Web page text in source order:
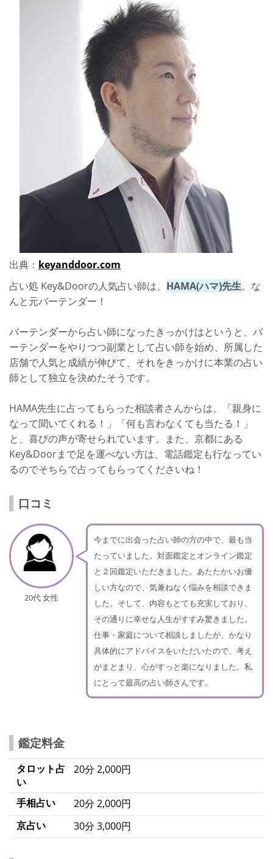
出典： keyanddoor.com
占い処 Key&Doorの人気占い師は、 HAMA(ハマ)先生。な
んと元バーテンダー！
バーテンダーから占い師になったきっかけはというと、バ
ーテンダーをやりつつ副業として占い師を始め、所属した
店舗で人気と成績が伸びて、それをきっかけに本業の占い
師として独立を決めたそうです。
HAMA先生に占ってもらった相談者さんからは、「親身に
なって聞いてくれる！」「何も言わなくても当たる！」
と、喜びの声が寄せられています。また、京都にある
Key&Doorまで足を運べない方は、電話鑑定も行なってい
るのでそちらで占ってもらってくださいね！
口コミ
20代 女性
今までに出会った占い師の方の中で、最も当
たっていました。対面鑑定とオンライン鑑定
と２回鑑定いただきました。あたたかいお優
しい方なので、気兼ねなく悩みを相談できま
した。そして、内容もとても充実しており、
その通りに幸せな人生がすすみ驚きました。
仕事・家庭について相談しましたが、かなり
具体的にアドバイスをいただいたので、考え
がまとまり、心がすっと楽になりました。私
にとって最高の占い師さんです。
鑑定料金
タロット占
い
20分 2,000円
手相占い
20分 2,000円
京占い
30分 3,000円